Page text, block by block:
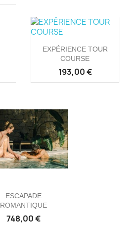
EXPÉRIENCE TOUR
COURSE
193,00 €
ESCAPADE
ROMANTIQUE
748,00 €